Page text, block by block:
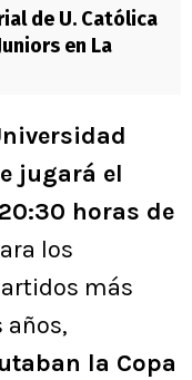
de U. Católica
en La
jugará el
horas de
los
más
la Copa